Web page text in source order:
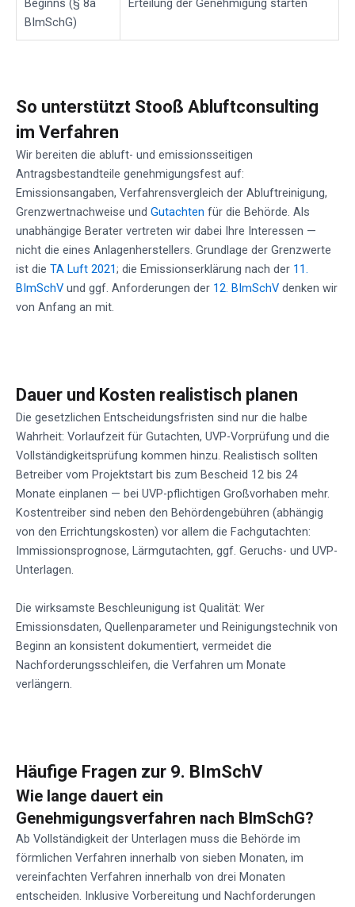
Beginns (§ 8a
BImSchG)
Erteilung der Genehmigung starten
So unterstützt Stooß Abluftconsulting
im Verfahren
Wir bereiten die abluft- und emissionsseitigen
Antragsbestandteile genehmigungsfest auf:
Emissionsangaben, Verfahrensvergleich der Abluftreinigung,
Grenzwertnachweise und Gutachten für die Behörde. Als
unabhängige Berater vertreten wir dabei Ihre Interessen —
nicht die eines Anlagenherstellers. Grundlage der Grenzwerte
ist die TA Luft 2021; die Emissionserklärung nach der 11.
BImSchV und ggf. Anforderungen der 12. BImSchV denken wir
von Anfang an mit.
Dauer und Kosten realistisch planen
Die gesetzlichen Entscheidungsfristen sind nur die halbe
Wahrheit: Vorlaufzeit für Gutachten, UVP-Vorprüfung und die
Vollständigkeitsprüfung kommen hinzu. Realistisch sollten
Betreiber vom Projektstart bis zum Bescheid 12 bis 24
Monate einplanen — bei UVP-pflichtigen Großvorhaben mehr.
Kostentreiber sind neben den Behördengebühren (abhängig
von den Errichtungskosten) vor allem die Fachgutachten:
Immissionsprognose, Lärmgutachten, ggf. Geruchs- und UVP-
Unterlagen.
Die wirksamste Beschleunigung ist Qualität: Wer
Emissionsdaten, Quellenparameter und Reinigungstechnik von
Beginn an konsistent dokumentiert, vermeidet die
Nachforderungsschleifen, die Verfahren um Monate
verlängern.
Häufige Fragen zur 9. BImSchV
Wie lange dauert ein
Genehmigungsverfahren nach BImSchG?
Ab Vollständigkeit der Unterlagen muss die Behörde im
förmlichen Verfahren innerhalb von sieben Monaten, im
vereinfachten Verfahren innerhalb von drei Monaten
entscheiden. Inklusive Vorbereitung und Nachforderungen